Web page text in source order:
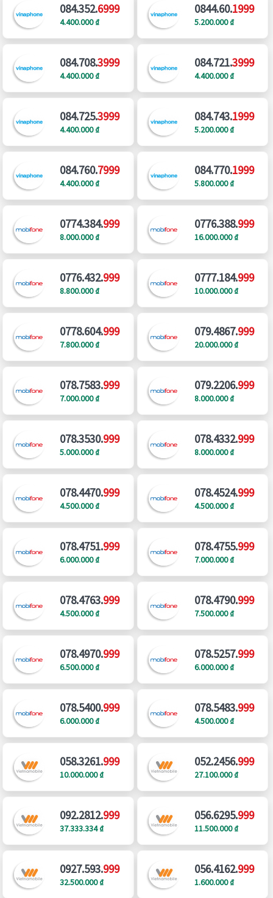
084.352.6999
4.400.000 ₫
0844.60.1999
5.200.000 ₫
084.708.3999
4.400.000 ₫
084.721.3999
4.400.000 ₫
084.725.3999
4.400.000 ₫
084.743.1999
5.200.000 ₫
084.760.7999
4.400.000 ₫
084.770.1999
5.800.000 ₫
0774.384.999
8.000.000 ₫
0776.388.999
16.000.000 ₫
0776.432.999
8.800.000 ₫
0777.184.999
10.000.000 ₫
0778.604.999
7.800.000 ₫
079.4867.999
20.000.000 ₫
078.7583.999
7.000.000 ₫
079.2206.999
8.000.000 ₫
078.3530.999
5.000.000 ₫
078.4332.999
8.000.000 ₫
078.4470.999
4.500.000 ₫
078.4524.999
4.500.000 ₫
078.4751.999
6.000.000 ₫
078.4755.999
7.000.000 ₫
078.4763.999
4.500.000 ₫
078.4790.999
7.500.000 ₫
078.4970.999
6.500.000 ₫
078.5257.999
6.000.000 ₫
078.5400.999
6.000.000 ₫
078.5483.999
4.500.000 ₫
058.3261.999
10.000.000 ₫
052.2456.999
27.100.000 ₫
092.2812.999
37.333.334 ₫
056.6295.999
11.500.000 ₫
0927.593.999
32.500.000 ₫
056.4162.999
1.600.000 ₫